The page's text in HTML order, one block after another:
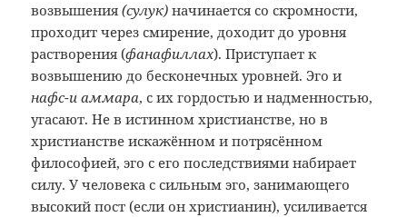
возвышения(сулук) начинается со скромности,
проходит через смирение, доходит до уровня
растворения (фанафиллах). Приступает к
возвышению до бесконечных уровней. Эго и
нафс-и аммара, с их гордостью и надменностью,
угасают. Не в истинном христианстве, но в
христианстве искажённом и потрясённом
философией, эго с его последствиями набирает
силу. У человека с сильным эго, занимающего
высокий пост (если он христианин), усиливается